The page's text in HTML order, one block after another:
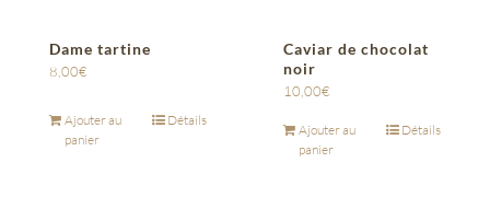
Dame tartine
8,00€
Ajouter au
panier
Détails
Caviar de chocolat
noir
10,00€
Ajouter au
panier
Détails